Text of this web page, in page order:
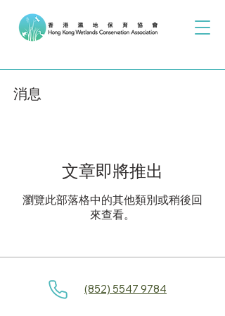
消息
文章即將推出
瀏覽此部落格中的其他類別或稍後回
來查看。
(852) 5547 9784